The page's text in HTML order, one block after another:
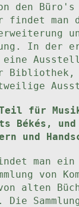
den
findet man
In der
Bibliothek,
für
Békés, und
und
man
von
alten